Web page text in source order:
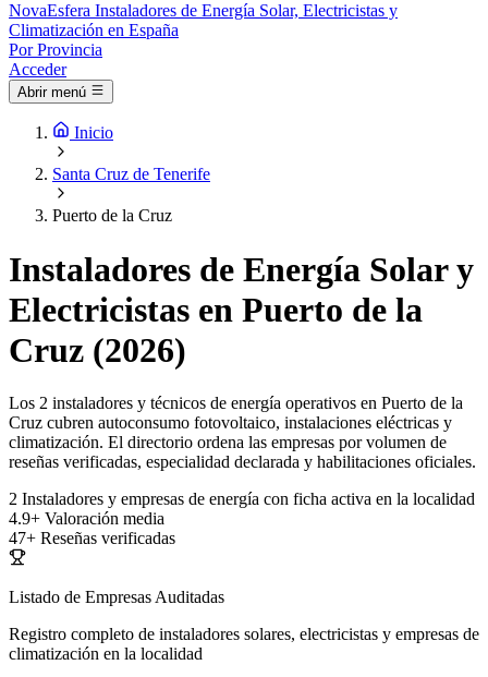
NovaEsfera Instaladores de Energía Solar, Electricistas y
Climatización en España
Por Provincia
Acceder
Abrir menú
Inicio
Santa Cruz de Tenerife
Puerto de la Cruz
Instaladores de Energía Solar y
Electricistas en Puerto de la
Cruz (2026)
Los 2 instaladores y técnicos de energía operativos en Puerto de la
Cruz cubren autoconsumo fotovoltaico, instalaciones eléctricas y
climatización. El directorio ordena las empresas por volumen de
reseñas verificadas, especialidad declarada y habilitaciones oficiales.
2 Instaladores y empresas de energía con ficha activa en la localidad
4.9+ Valoración media
47+ Reseñas verificadas
Listado de Empresas Auditadas
Registro completo de instaladores solares, electricistas y empresas de
climatización en la localidad